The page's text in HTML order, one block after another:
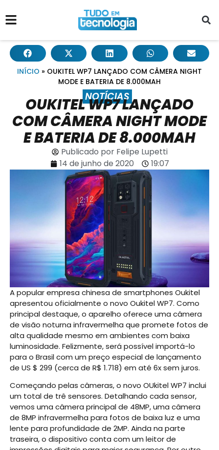
INÍCIO » OUKITEL WP7 LANÇADO COM CÂMERA NIGHT
MODE E BATERIA DE 8.000MAH
NOTÍCIAS
OUKITEL WP7 LANÇADO
COM CÂMERA NIGHT MODE
E BATERIA DE 8.000MAH
Publicado porFelipe Lupetti
14 de junho de 2020
19:07
A popular empresa chinesa de smartphones Oukitel
apresentou oficialmente o novo Oukitel WP7. Como
principal destaque, o aparelho oferece uma câmera
de visão noturna infravermelha que promete fotos de
alta qualidade mesmo em ambientes com baixa
luminosidade. Felizmente, será possível importá-lo
para o Brasil com um preço especial de lançamento
de US $ 299 (cerca de R$ 1.718) em até 6x sem juros.
Começando pelas câmeras, o novo OUkitel WP7 inclui
um total de trê sensores. Detalhando cada sensor,
vemos uma câmera principal de 48MP, uma câmera
de 8MP infravermelha para fotos de baixa luz e uma
lente para profundidade de 2MP. Ainda na parte
traseira, o dispositivo conta com um leitor de